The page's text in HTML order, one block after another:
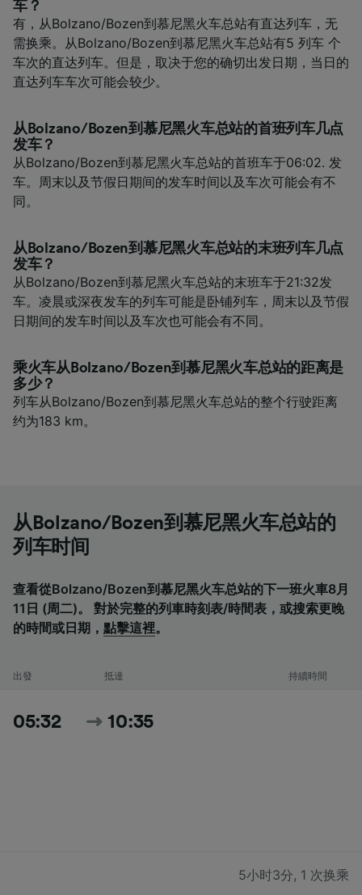
车？
有，从Bolzano/Bozen到慕尼黑火车总站有直达列车，无
需换乘。从Bolzano/Bozen到慕尼黑火车总站有5 列车 个
车次的直达列车。但是，取决于您的确切出发日期，当日的
直达列车车次可能会较少。
从Bolzano/Bozen到慕尼黑火车总站的首班列车几点
发车？
从Bolzano/Bozen到慕尼黑火车总站的首班车于06:02. 发
车。周末以及节假日期间的发车时间以及车次可能会有不
同。
从Bolzano/Bozen到慕尼黑火车总站的末班列车几点
发车？
从Bolzano/Bozen到慕尼黑火车总站的末班车于21:32发
车。凌晨或深夜发车的列车可能是卧铺列车，周末以及节假
日期间的发车时间以及车次也可能会有不同。
乘火车从Bolzano/Bozen到慕尼黑火车总站的距离是
多少？
列车从Bolzano/Bozen到慕尼黑火车总站的整个行驶距离
约为183 km。
从Bolzano/Bozen到慕尼黑火车总站的
列车时间
查看從Bolzano/Bozen到慕尼黑火车总站的下一班火車8月
11日 (周二)。 對於完整的列車時刻表/時間表，或搜索更晚
的時間或日期， 點擊這裡。
出發 抵達 持續時間
05:32 10:35
5小时3分, 1 次换乘